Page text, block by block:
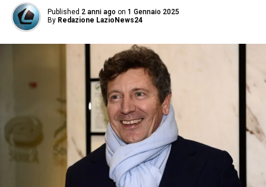
Published 2 anni ago on 1 Gennaio 2025
By Redazione LazioNews24